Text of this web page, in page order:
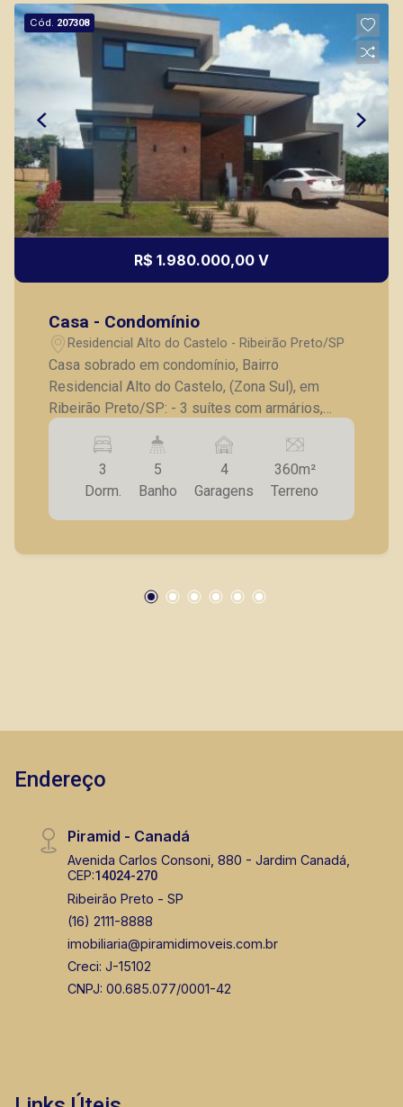
Cód. 207308
R$ 1.980.000,00 V
Casa - Condomínio
Residencial Alto do Castelo - Ribeirão Preto/SP
Casa sobrado em condomínio, Bairro
Residencial Alto do Castelo, (Zona Sul), em
Ribeirão Preto/SP: - 3 suítes com armários,
sendo 1 master; - Lavabo; - Sala para 2
ambientes com pé direito alto; - Espaço
Gourmet; - Cozinha com armários; - Lavanderia; -
Piscina; - Aquecimento solar; - Paisagismo; - 4
Vagas de garagem A Piramid tem como objetivo
segurança, em locação, vendas de imóveis
lançamentos da cidade de Ribeirão Preto.
3
Dorm.
5
Banho
4
Garagens
360m²
Terreno
Endereço
Piramid - Canadá
Avenida Carlos Consoni, 880 - Jardim Canadá,
CEP:14024-270
Ribeirão Preto - SP
(16) 2111-8888
imobiliaria@piramidimoveis.com.br
Creci: J-15102
CNPJ: 00.685.077/0001-42